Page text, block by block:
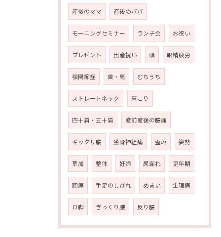
産後のママ 産後のパパ
モーニングセミナー ランチ会 お祝い
プレゼント 出産祝い 頭 眼精疲労
顎関節症 首・肩 むちうち
ストレートネック 肩こり
四十肩・五十肩 産前産後の腰痛
ギックリ腰 坐骨神経痛 歪み 姿勢
草加 整体 妊婦 尿漏れ 更年期
頭痛 手足のしびれ めまい 生理痛
Ｏ脚 ぎっくり腰 反り腰